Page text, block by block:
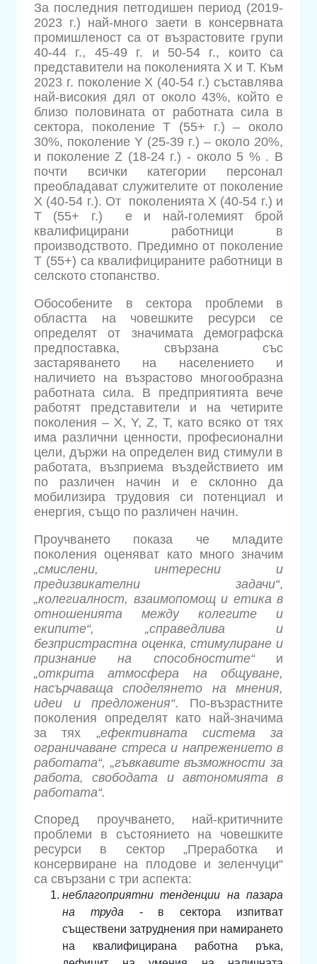
За последния петгодишен период (2019-
2023 г.) най-много заети в консервната
промишленост са от възрастовите групи
40-44 г., 45-49 г. и 50-54 г., които са
представители на поколенията Х и Т. Към
2023 г. поколение Х (40-54 г.) съставлява
най-високия дял от около 43%, който е
близо половината от работната сила в
сектора, поколение Т (55+ г.) – около
30%, поколение Y (25-39 г.) – около 20%,
и поколение Z (18-24 г.) - около 5 % . В
почти всички категории персонал
преобладават служителите от поколение
Х (40-54 г.). От поколенията Х (40-54 г.) и
Т (55+ г.) е и най-големият брой
квалифицирани работници в
производството. Предимно от поколение
Т (55+) са квалифицираните работници в
селското стопанство.
Обособените в сектора проблеми в
областта на човешките ресурси се
определят от значимата демографска
предпоставка, свързана със
застаряването на населението и
наличието на възрастово многообразна
работната сила. В предприятията вече
работят представители и на четирите
поколения – Х, Y, Z, T, като всяко от тях
има различни ценности, професионални
цели, държи на определен вид стимули в
работата, възприема въздействието им
по различен начин и е склонно да
мобилизира трудовия си потенциал и
енергия, също по различен начин.
Проучването показа че младите
поколения оценяват като много значим
„смислени, интересни и
предизвикателни задачи“,
„колегиалност, взаимопомощ и етика в
отношенията между колегите и
екипите“, „справедлива и
безпристрастна оценка, стимулиране и
признание на способностите“и
„открита атмосфера на общуване,
насърчаваща споделянето на мнения,
идеи и предложения“. По-възрастните
поколения определят като най-значима
за тях „ефективната система за
ограничаване стреса и напрежението в
работата“, „гъвкавите възможности за
работа, свободата и автономията в
работата“.
Според проучването, най-критичните
проблеми в състоянието на човешките
ресурси в сектор „Преработка и
консервиране на плодове и зеленчуци“
са свързани с три аспекта:
неблагоприятни тенденции на пазара
на труда - в сектора изпитват
съществени затруднения при намирането
на квалифицирана работна ръка,